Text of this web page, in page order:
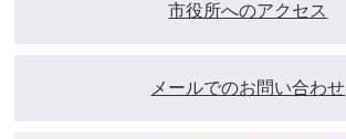
市役所へのアクセス
メールでのお問い合わせ